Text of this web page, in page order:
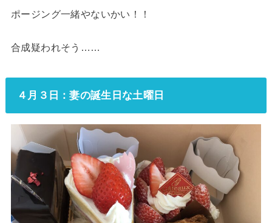
ポージング一緒やないかい！！
合成疑われそう……
４月３日：妻の誕生日な土曜日